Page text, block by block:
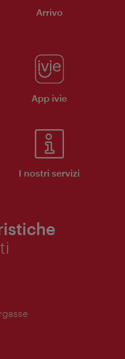
Arrivo
App ivie
I nostri servizi